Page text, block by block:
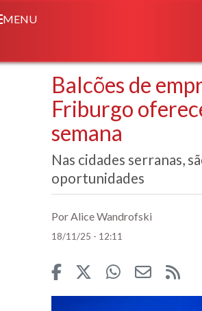
MENU
Balcões de
Friburgo
semana
Nas cidades serranas,
oportunidades
Por Alice Wandrofski
18/11/25 - 12:11